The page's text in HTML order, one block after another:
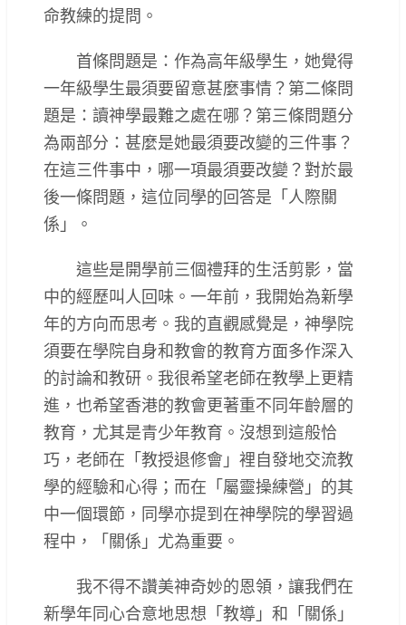
命教練的提問。
首條問題是：作為高年級學生，她覺得
一年級學生最須要留意甚麼事情？第二條問
題是：讀神學最難之處在哪？第三條問題分
為兩部分：甚麼是她最須要改變的三件事？
在這三件事中，哪一項最須要改變？對於最
後一條問題，這位同學的回答是「人際關
係」。
這些是開學前三個禮拜的生活剪影，當
中的經歷叫人回味。一年前，我開始為新學
年的方向而思考。我的直觀感覺是，神學院
須要在學院自身和教會的教育方面多作深入
的討論和教研。我很希望老師在教學上更精
進，也希望香港的教會更著重不同年齡層的
教育，尤其是青少年教育。沒想到這般恰
巧，老師在「教授退修會」裡自發地交流教
學的經驗和心得；而在「屬靈操練營」的其
中一個環節，同學亦提到在神學院的學習過
程中，「關係」尤為重要。
我不得不讚美神奇妙的恩領，讓我們在
新學年同心合意地思想「教導」和「關係」